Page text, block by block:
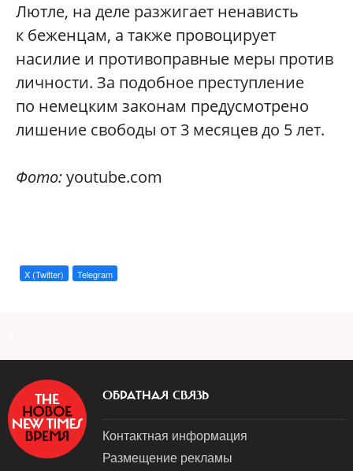
Лютле, на деле разжигает ненависть
к беженцам, а также провоцирует
насилие и противоправные меры против
личности. За подобное преступление
по немецким законам предусмотрено
лишение свободы от 3 месяцев до 5 лет.
Фото:youtube.com
X (Twitter) Telegram
ОБРАТНАЯ СВЯЗЬ
Контактная информация
Размещение рекламы